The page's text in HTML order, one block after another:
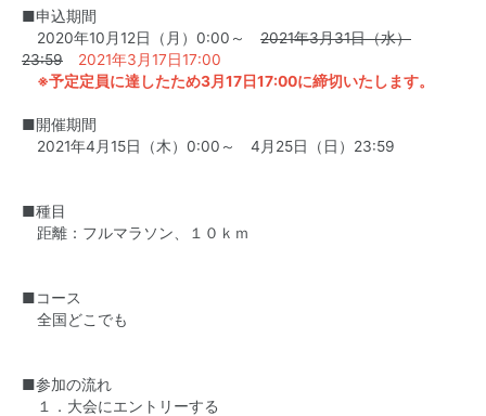
■申込期間
2020年10月12日（月）0:00～ 2021年3月31日（水）
23:59
2021年3月17日17:00
※予定定員に達したため3月17日17:00に締切いたします。
■開催期間
2021年4月15日（木）0:00～ 4月25日（日）23:59
■種目
距離：フルマラソン、１０ｋｍ
■コース
全国どこでも
■参加の流れ
１．大会にエントリーする